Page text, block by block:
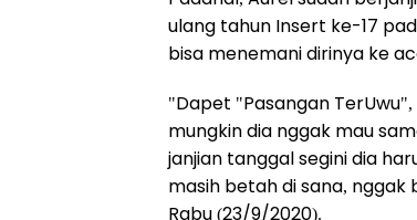
ulang tahun Insert ke-17
bisa menemani dirinya ke
"Dapet "Pasangan TerUwu",
mungkin dia nggak mau
janjian tanggal segini dia
masih betah di sana, nggak
Rabu (23/9/2020).